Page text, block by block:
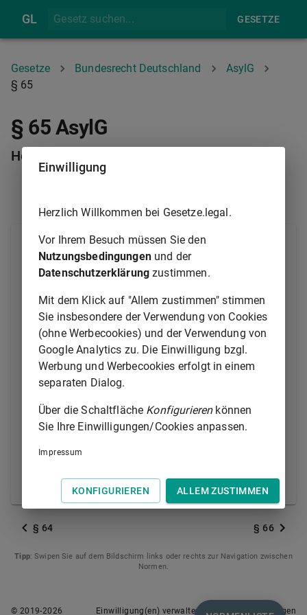
GL GESETZE
Gesetze Bundesrecht Deutschland
AsylG
§ 65
§ 65 AsylG
Herausgabe des Passes
(1) Dem Ausländer ist nach der Einreichung des
Asylantrags der Pass oder Passersatz
auszuhändigen, wenn dieser für die weitere
Durchführung des Asylverfahrens nicht benötigt wird
und der Ausländer einen Aufenthaltstitel besitzt oder
die Ausländerbehörde ihm nach den Vorschriften in
anderen Gesetzen einen Aufenthaltstitel erteilt.
(2) Dem Ausländer kann der Pass oder Passersatz
vorübergehend ausgehändigt werden, wenn dies in
den Fällen des
§ 58 Absatz 1
für eine Reise oder
wenn es für die Verlängerung der Gültigkeitsdauer
oder die Vorbereitung der Ausreise des Ausländers
erforderlich ist. Nach Erlöschen der räumlichen
entsprechend.
§ 64 § 66
Tipp: Swipen Sie auf dem Bildschirm links oder rechts zur Navigation zwischen
Normen.
© 2019-2026 Einwilligung(en) verwalten Nutzungsbedingungen
Einwilligung
Herzlich Willkommen bei Gesetze.legal.
Vor Ihrem Besuch müssen Sie den
Nutzungsbedingungenund der
Datenschutzerklärung zustimmen.
Mit dem Klick auf "Allem zustimmen" stimmen
Sie insbesondere der Verwendung von Cookies
(ohne Werbecookies) und der Verwendung von
Google Analytics zu. Die Einwilligung bzgl.
Werbung und Werbecookies erfolgt in einem
separaten Dialog.
Über die Schaltfläche Konfigurierenkönnen
Sie Ihre Einwilligungen/Cookies anpassen.
Impressum
KONFIGURIEREN ALLEM ZUSTIMMEN